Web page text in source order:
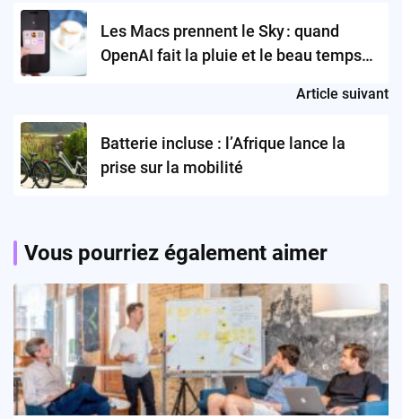
navigationLes Macs prennent le Sky : quand
OpenAI fait la pluie et le beau temps
Article suivant
Batterie incluse : l’Afrique lance la
prise sur la mobilité
Vous pourriez également aimer